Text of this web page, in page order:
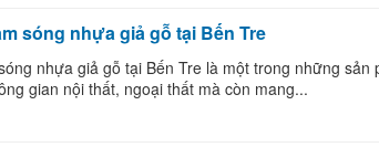
sóng nhựa giả gỗ tại Bến Tre
nhựa giả gỗ tại Bến Tre là một trong những
gian nội thất, ngoại thất mà còn mang...